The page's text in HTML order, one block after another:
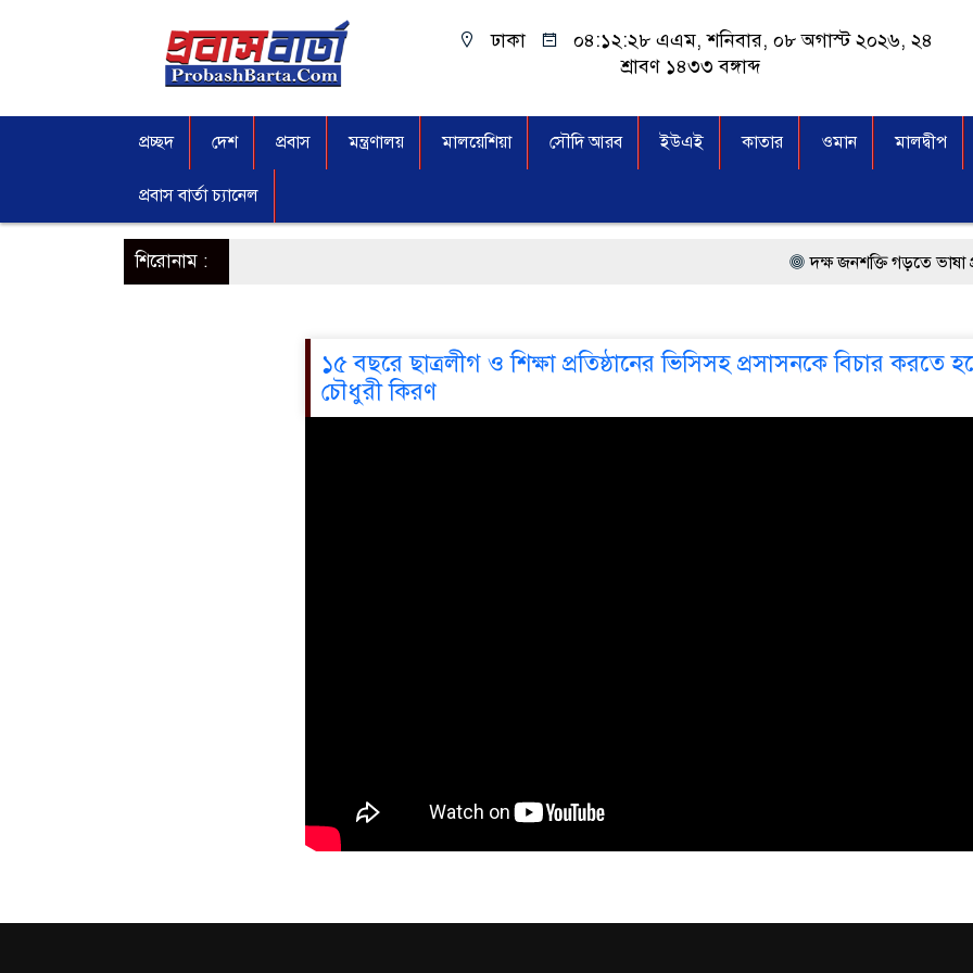
ঢাকা ০৪:১২:২৮ এএম, শনিবার, ০৮ অগাস্ট ২০২৬, ২৪
শ্রাবণ ১৪৩৩ বঙ্গাব্দ
প্রচ্ছদ দেশ প্রবাস মন্ত্রণালয় মালয়েশিয়া সৌদি আরব ইউএই কাতার ওমান মালদ্বীপ
প্রবাস বার্তা চ্যানেল
শিরোনাম : দক্ষ জনশক্তি গড়তে ভাষা
মালয়েশিয়া বিমানবন্দরে ভুয়া
১৫ বছরে ছাত্রলীগ ও শিক্ষা প্রতিষ্ঠানের ভিসিসহ প্রসাসনকে বিচার করতে
চৌধুরী কিরণ